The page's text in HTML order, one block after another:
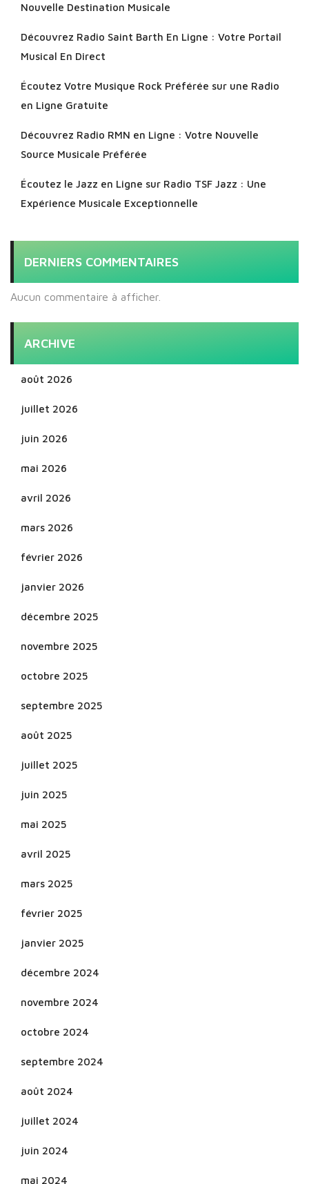
Nouvelle Destination Musicale
Découvrez Radio Saint Barth En Ligne : Votre Portail
Musical En Direct
Écoutez Votre Musique Rock Préférée sur une Radio
en Ligne Gratuite
Découvrez Radio RMN en Ligne : Votre Nouvelle
Source Musicale Préférée
Écoutez le Jazz en Ligne sur Radio TSF Jazz : Une
Expérience Musicale Exceptionnelle
DERNIERS COMMENTAIRES
Aucun commentaire à afficher.
ARCHIVE
août 2026
juillet 2026
juin 2026
mai 2026
avril 2026
mars 2026
février 2026
janvier 2026
décembre 2025
novembre 2025
octobre 2025
septembre 2025
août 2025
juillet 2025
juin 2025
mai 2025
avril 2025
mars 2025
février 2025
janvier 2025
décembre 2024
novembre 2024
octobre 2024
septembre 2024
août 2024
juillet 2024
juin 2024
mai 2024